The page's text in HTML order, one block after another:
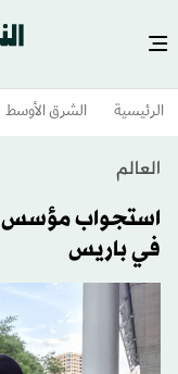
الرئيسية الشرق الأوسط​
العالم
استجواب مؤسس
في باريس